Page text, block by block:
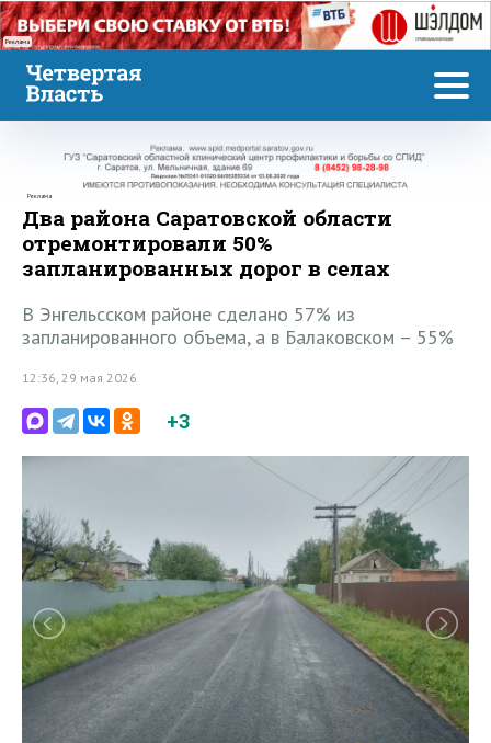
Реклама
Реклама
Два района Саратовской области
отремонтировали 50%
запланированных дорог в селах
В Энгельсском районе сделано 57% из
запланированного объема, а в Балаковском – 55%
12:36, 29 мая 2026
+3